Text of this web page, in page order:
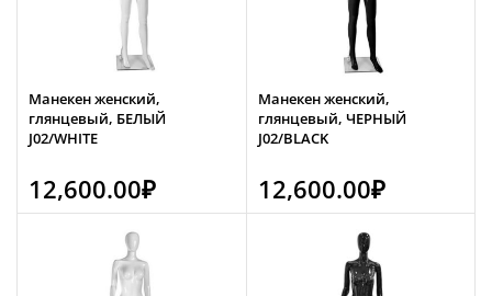
Манекен женский,
глянцевый, БЕЛЫЙ
J02/WHITE
12,600.00₽
Манекен женский,
глянцевый, ЧЕРНЫЙ
J02/BLACK
12,600.00₽